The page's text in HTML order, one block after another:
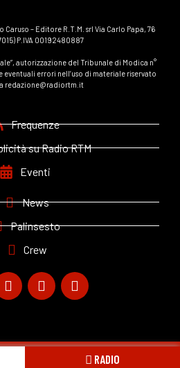
RADIO
– Editore R.T.M. srl Via Carlo Papa, 76
P.IVA 00192480887
autorizzazione del Tribunale di Modica n°
eventuali errori nell’uso di materiale riservato
redazione@radiortm.it
Frequenze
su Radio RTM
Eventi
News
Palinsesto
Crew
| Powered By IlBrandificio